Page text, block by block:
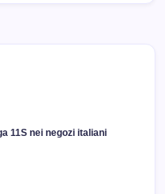
11S nei negozi italiani